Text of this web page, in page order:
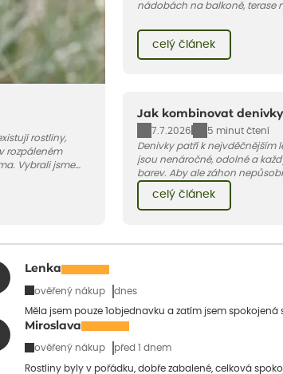
rostliny,
rozpáleném
Vybrali jsme
horké a suché
které to jsou.
nádobách na balkoně, terase
pár základních pravidel. V
celý článek
Jak kombinovat denivky
7.7.2026
5 minut čtení
Denivky patří k nejvděčnějším
jsou nenáročné, odolné a
barev. Aby ale záhon
doplnit vhodnými sousedy. V
jakými trvalkami a travinami
celý článek
Lenka
ověřený nákup dnes
Měla jsem pouze 1objednavku a zatím jsem spokojená
Miroslava
ověřený nákup před 1 dnem
Rostliny byly v pořádku, dobře zabalené, celková